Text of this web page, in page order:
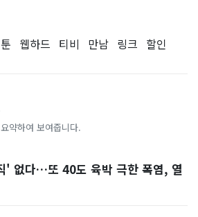
웹하드 티비 만남 링크 할인
약하여 보여줍니다.
' 없다…또 40도 육박 극한 폭염, 열